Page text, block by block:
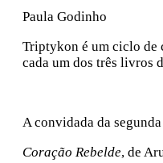
Paula Godinho
Triptykon é um ciclo de
cada um dos três livros
A convidada da
Coração Rebelde, de